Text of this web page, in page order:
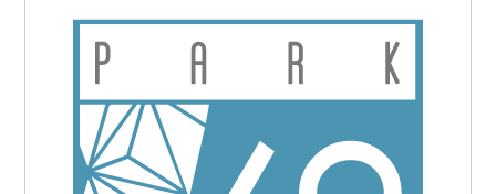
Barranquilla - Bellavista